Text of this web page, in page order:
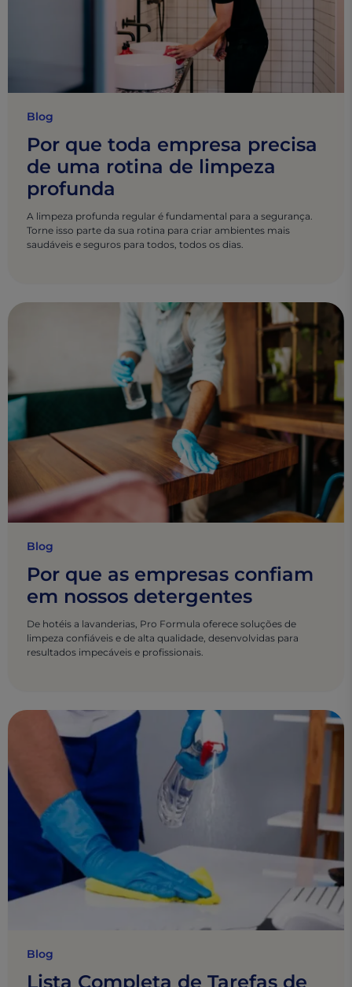
Blog
Por que toda empresa precisa
de uma rotina de limpeza
profunda
A limpeza profunda regular é fundamental para a segurança.
Torne isso parte da sua rotina para criar ambientes mais
saudáveis e seguros para todos, todos os dias.
Blog
Por que as empresas confiam
em nossos detergentes
De hotéis a lavanderias, Pro Formula oferece soluções de
limpeza confiáveis e de alta qualidade, desenvolvidas para
resultados impecáveis e profissionais.
Blog
Lista Completa de Tarefas de